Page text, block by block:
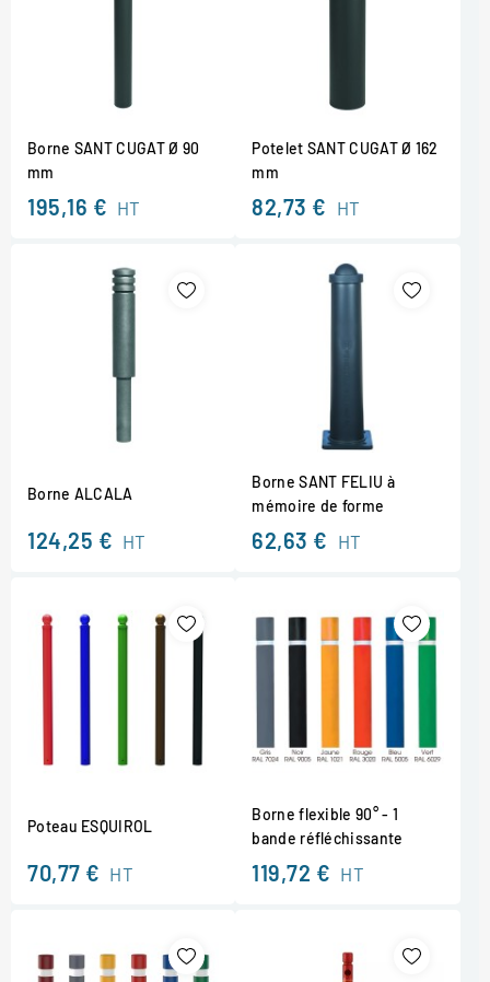
Borne SANT CUGAT Ø 90
mm
195,16 € HT
Potelet SANT CUGAT Ø 162
mm
82,73 € HT
Borne ALCALA
124,25 € HT
Borne SANT FELIU à
mémoire de forme
62,63 € HT
Poteau ESQUIROL
70,77 € HT
Borne flexible 90° - 1
bande réfléchissante
119,72 € HT